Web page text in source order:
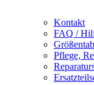
Kontakt
FAQ /
Pflege,